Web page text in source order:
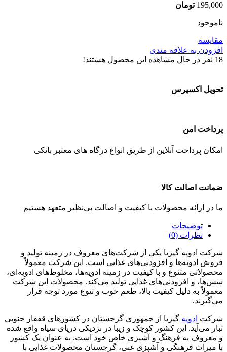
195,000 تومان
ناموجود
مقایسه
افزودن به علاقه مندی
18 نفر در حال مشاهده این محصول هستند!
تحویل اکسپرس
پرداخت امن
امکان پرداخت آنلاین از طریق انواع درگاه های معتبر بانکی
ضمانت اصالت کالا
ما در ارائه محصولات با کیفیت و اصالت بی‌نظیر متعهد هستیم
توضیحات
نظرات (0)
شرکت ادویه گیزیا یکی از شرکت‌های معروف در زمینه تولید و
فروش ادویه‌ها و افزودنی‌های غذایی است. این شرکت معمولاً
محصولاتی متنوع و با کیفیت در زمینه ادویه‌ها، مخلوط‌های ادویه‌ای،
سس‌ها، و افزودنی‌های غذایی تولید می‌کند. محصولات این شرکت
معمولاً به دلیل کیفیت بالا، طعم خوب و تنوع مورد توجه قرار
می‌گیرند.
شرکت ادویه گیزیا از جمهوری گرجستان در کشورهای قفقاز جنوبی
تبار می‌آید. این کشور کوچک و زیبا در نزدیکی دریای سیاه واقع شده
و معروف به فرهنگ و آشپزی خاص خود است. به عنوان یک کشور
با میراث فرهنگی و آشپزی غنی، گرجستان محصولات غذایی با